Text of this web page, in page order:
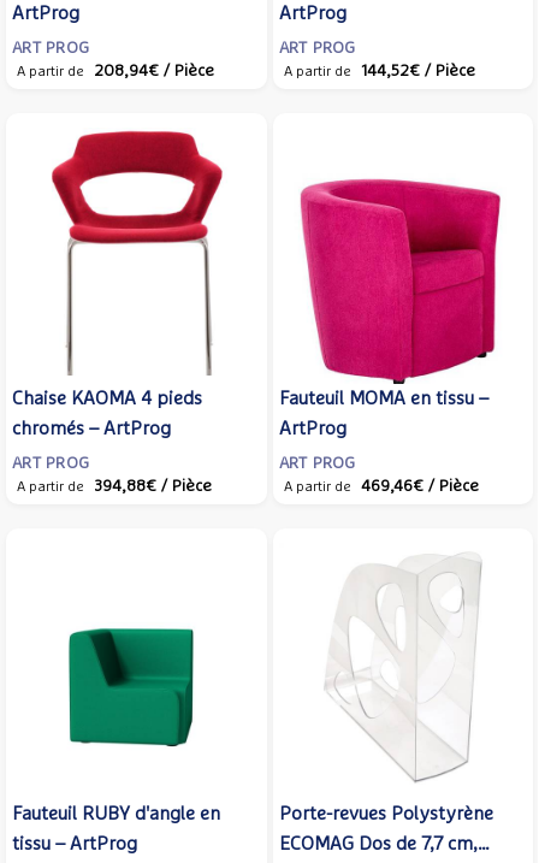
ArtProg
ART PROG
A partir de 208,94€ / Pièce
ArtProg
ART PROG
A partir de 144,52€ / Pièce
Chaise KAOMA 4 pieds
chromés – ArtProg
ART PROG
A partir de 394,88€ / Pièce
Fauteuil MOMA en tissu –
ArtProg
ART PROG
A partir de 469,46€ / Pièce
Fauteuil RUBY d'angle en
tissu – ArtProg
Porte-revues Polystyrène
ECOMAG Dos de 7,7 cm,